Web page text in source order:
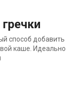
способ добавить
каше. Идеально